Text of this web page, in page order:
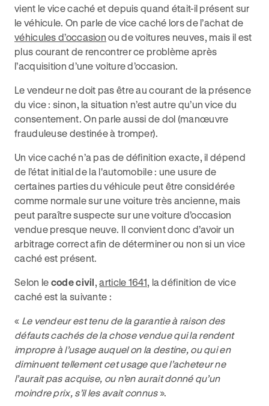
vient le vice caché et depuis quand était-il présent sur
le véhicule. On parle de vice caché lors de l’achat de
véhicules d’occasion ou de voitures neuves, mais il est
plus courant de rencontrer ce problème après
l’acquisition d’une voiture d’occasion.
Le vendeur ne doit pas être au courant de la présence
du vice : sinon, la situation n’est autre qu’un vice du
consentement. On parle aussi de dol (manœuvre
frauduleuse destinée à tromper).
Un vice caché n’a pas de définition exacte, il dépend
de l’état initial de la l'automobile : une usure de
certaines parties du véhicule peut être considérée
comme normale sur une voiture très ancienne, mais
peut paraître suspecte sur une voiture d’occasion
vendue presque neuve. Il convient donc d’avoir un
arbitrage correct afin de déterminer ou non si un vice
caché est présent.
Selon le code civil,article 1641, la définition de vice
caché est la suivante :
« Le vendeur est tenu de la garantie à raison des
défauts cachés de la chose vendue qui la rendent
impropre à l’usage auquel on la destine, ou qui en
diminuent tellement cet usage que l’acheteur ne
l’aurait pas acquise, ou n’en aurait donné qu’un
moindre prix, s’il les avait connus».